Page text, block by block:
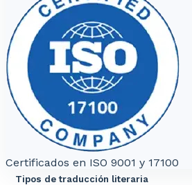
Certificados en ISO 9001 y 17100
Tipos de traducción literaria